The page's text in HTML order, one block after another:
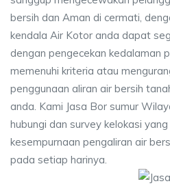
bersih dan Aman di cermati,
kendala Air Kotor anda dapat
dengan pengecekan kedalaman
memenuhi kriteria atau
penggunaan aliran air bersih
anda. Kami Jasa Bor sumur
hubungi dan survey kelokasi
kesempurnaan pengaliran air
pada setiap harinya.